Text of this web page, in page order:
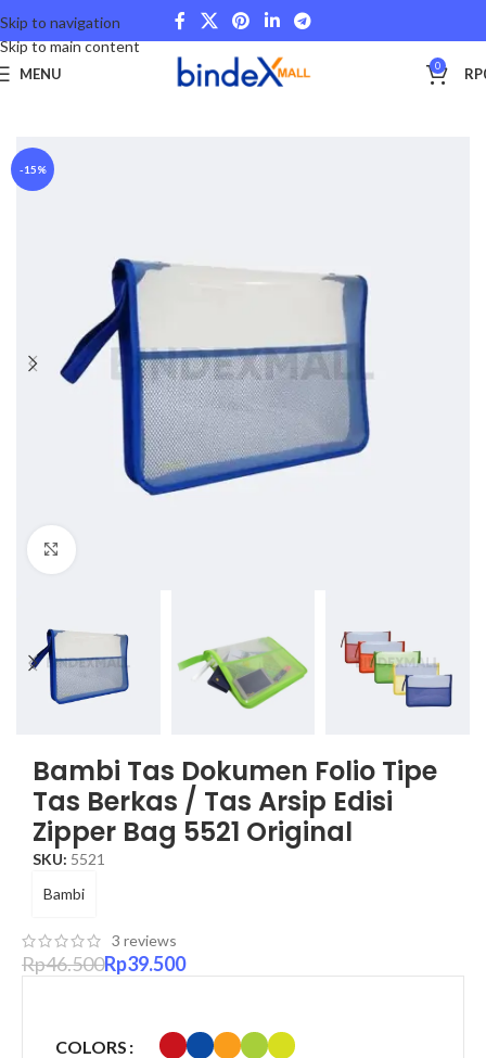
Skip to navigation
Skip to main content
MENU 0 RP
Beranda Bags and Storage
-15%
Bambi Tas Dokumen Folio Tipe
Tas Berkas / Tas Arsip Edisi
Zipper Bag 5521 Original
SKU: 5521
Bambi
3 reviews
Rp46.500Rp39.500
COLORS